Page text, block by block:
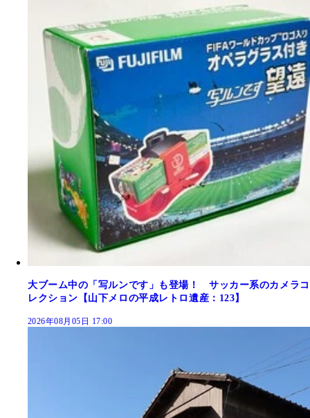
大ブーム中の「写ルンです」も登場！ サッカー系のカメラコ
レクション【山下メロの平成レトロ遺産：123】
2026年08月05日 17:00